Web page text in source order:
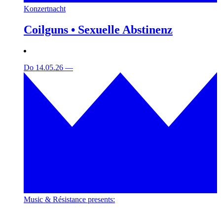
Konzertnacht
Coilguns • Sexuelle Abstinenz
Do 14.05.26 —
Music & Résistance presents: